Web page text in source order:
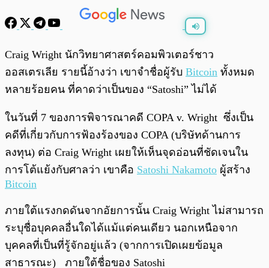
Craig Wright นักวิทยาศาสตร์คอมพิวเตอร์ชาว
ออสเตรเลีย รายนี้อ้างว่า เขาจำชื่อผู้รับ Bitcoin ทั้งหมด
หลายร้อยคน ที่คาดว่าเป็นของ “Satoshi” ไม่ได้
ในวันที่ 7 ของการพิจารณาคดี COPA v. Wright ซึ่งเป็น
คดีที่เกี่ยวกับการฟ้องร้องของ COPA (บริษัทด้านการ
ลงทุน) ต่อ Craig Wright เผยให้เห็นจุดอ่อนที่ชัดเจนใน
การโต้แย้งกับศาลว่า เขาคือ Satoshi Nakamoto ผู้สร้าง
Bitcoin
ภายใต้แรงกดดันจากอัยการนั้น Craig Wright ไม่สามารถ
ระบุชื่อบุคคลอื่นใดได้แม้แต่คนเดียว นอกเหนือจาก
บุคคลที่เป็นที่รู้จักอยู่แล้ว (จากการเปิดเผยข้อมูล
สาธารณะ) ภายใต้ชื่อของ Satoshi